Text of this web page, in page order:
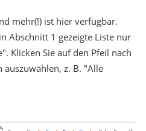
mehr(!) ist hier verfügbar.
Abschnitt 1 gezeigte Liste nur
Klicken Sie auf den Pfeil nach
z. B. "Alle